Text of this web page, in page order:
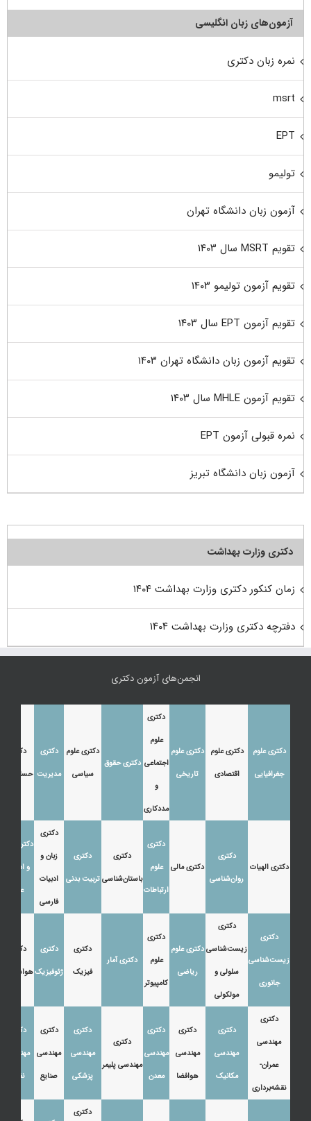
آزمون‌های زبان انگلیسی
نمره زبان دکتری
msrt
EPT
تولیمو
آزمون زبان دانشگاه تهران
تقویم MSRT سال ۱۴۰۳
تقویم آزمون تولیمو ۱۴۰۳
تقویم آزمون EPT سال ۱۴۰۳
تقویم آزمون زبان دانشگاه تهران ۱۴۰۳
تقویم آزمون MHLE سال ۱۴۰۳
نمره قبولی آزمون EPT
آزمون زبان دانشگاه تبریز
دکتری وزارت بهداشت
زمان کنکور دکتری وزارت بهداشت ۱۴۰۴
دفترچه دکتری وزارت بهداشت ۱۴۰۴
انجمن‌های آزمون دکتری
دکتری علوم
جغرافیایی
دکتری علوم
اقتصادی
دکتری علوم
تاریخی
دکتری
علوم
اجتماعی
و
مددکاری
دکتری حقوق
دکتری علوم
سیاسی
دکتری
مدیریت
دکتری
حسابداری
دکتری الهیات
دکتری
روان‌شناسی
دکتری مالی
دکتری
علوم
ارتباطات
دکتری
باستان‌شناسی
دکتری
تربیت بدنی
دکتری
زبان و
ادبیات
فارسی
دکتری زبان
و ادبیات
عرب
دکتری
زیست‌شناسی
جانوری
دکتری
زیست‌شناسی
سلولی و
مولکولی
دکتری علوم
ریاضی
دکتری
علوم
کامپیوتر
دکتری آمار
دکتری
فیزیک
دکتری
ژئوفیزیک
دکتری
هواشناسی
دکتری
مهندسی
عمران-
نقشه‌برداری
دکتری
مهندسی
مکانیک
دکتری
مهندسی
هوافضا
دکتری
مهندسی
معدن
دکتری
مهندسی پلیمر
دکتری
مهندسی
پزشکی
دکتری
مهندسی
صنایع
دکتری
مهندسی
نفت
دکتری